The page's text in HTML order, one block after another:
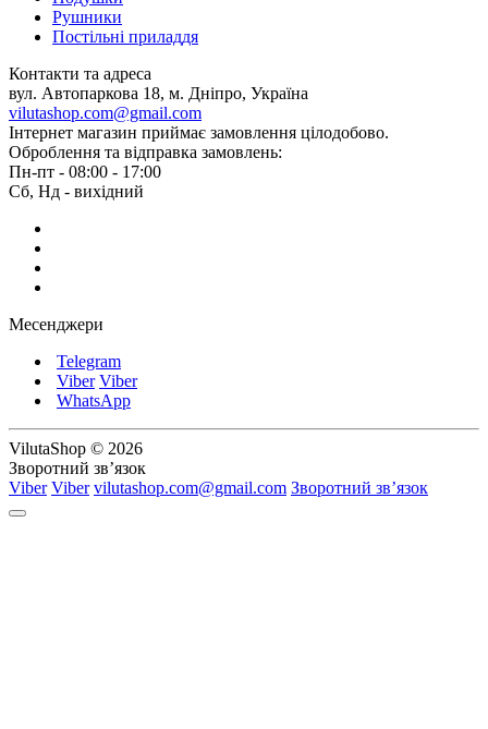
Рушники
Постільні приладдя
Контакти та адреса
вул. Автопаркова 18, м. Дніпро, Україна
vilutashop.com@gmail.com
Інтернет магазин приймає замовлення цілодобово.
Оброблення та відправка замовлень:
Пн-пт - 08:00 - 17:00
Сб, Нд - вихідний
Месенджери
Telegram
Viber Viber
WhatsApp
VilutaShop © 2026
Зворотний зв’язок
Viber Viber vilutashop.com@gmail.com Зворотний зв’язок